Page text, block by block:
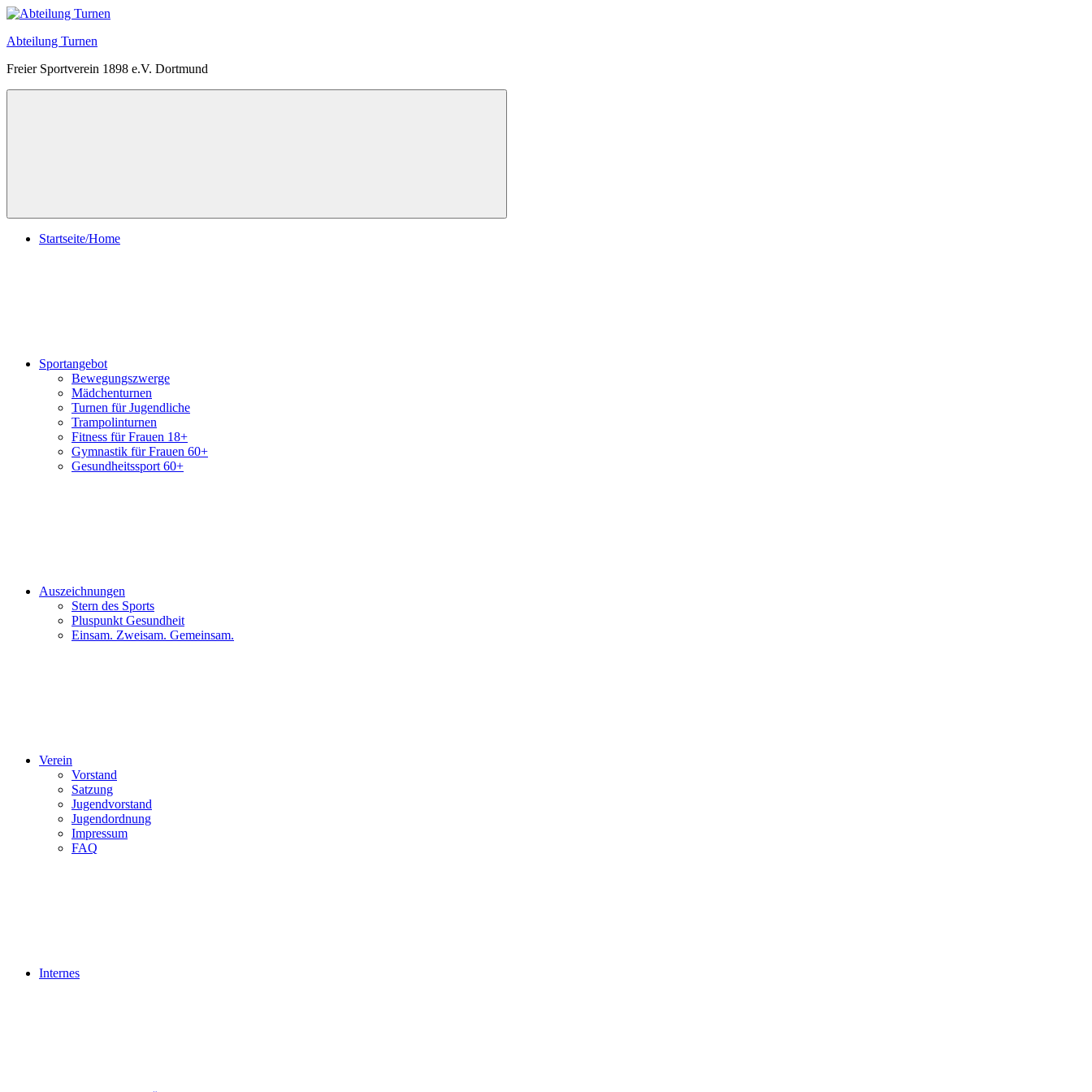
Zum
springen
Abteilung Turnen
Freier Sportverein 1898 e.V. Dortmund
Menü
Startseite/Home
Sportangebot
Bewegungszwerge
Mädchenturnen
Turnen für Jugendliche
Trampolinturnen
Fitness für Frauen 18+
Gymnastik für Frauen 60+
Gesundheitssport 60+
Auszeichnungen
Stern des Sports
Pluspunkt Gesundheit
Einsam. Zweisam. Gemeinsam.
Verein
Vorstand
Satzung
Jugendvorstand
Jugendordnung
Impressum
FAQ
Internes